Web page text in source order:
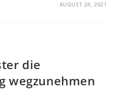
AUGUST 24, 2021
die
wegzunehmen